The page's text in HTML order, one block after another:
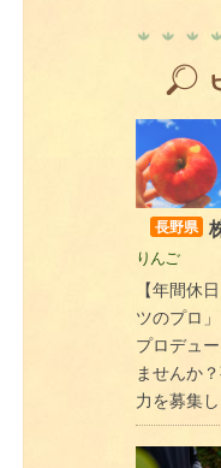
長野県
りんご
【年間休
ツのプロ
プロデュ
ませんか
力を募集し